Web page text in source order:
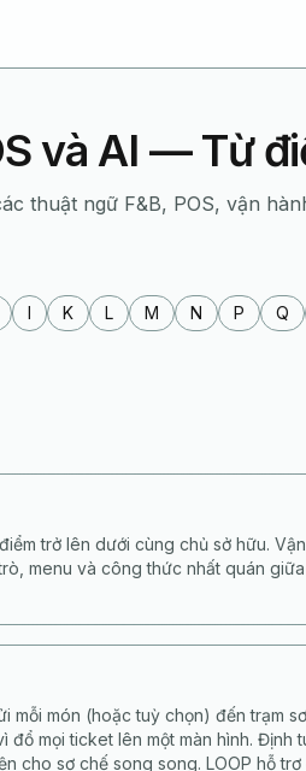
và AI — Từ
thuật ngữ F&B, POS, vận
I K L M N P Q
trở lên dưới cùng chủ sở hữu.
menu và công thức nhất quán
mỗi món (hoặc tuỳ chọn) đến trạm
mọi ticket lên một màn hình. Định
cho sơ chế song song. LOOP hỗ